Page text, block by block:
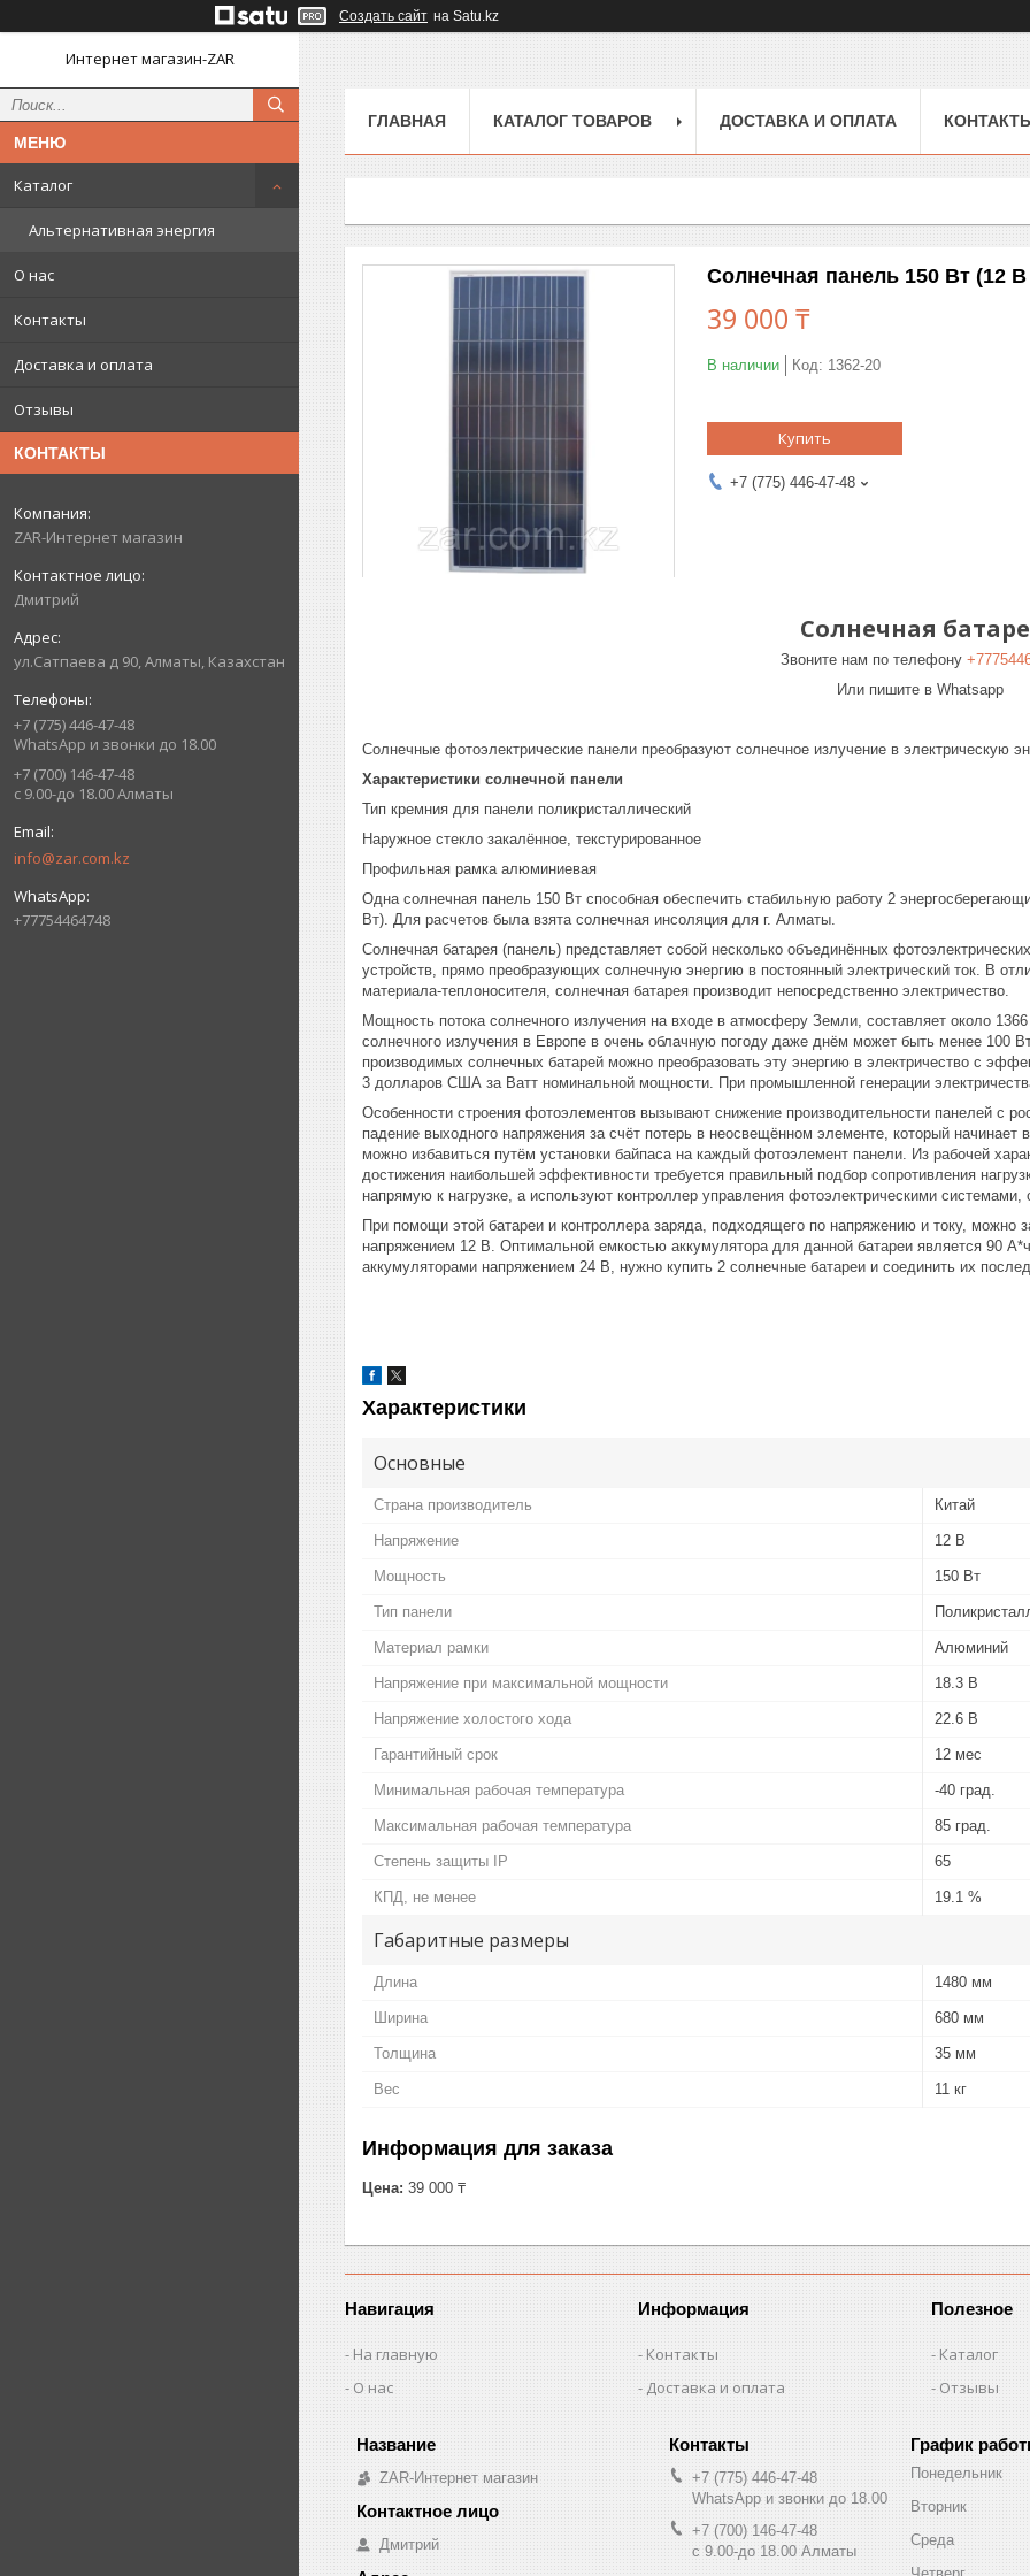
Создать сайт на Satu.kz
Интернет магазин-ZAR
Каталог
Альтернативная энергия
О нас
Контакты
Доставка и оплата
Отзывы
КОНТАКТЫ
ZAR-Интернет магазин
Дмитрий
ул.Сатпаева д 90, Алматы, Казахстан
+7 (775) 446-47-48
WhatsApp и звонки до 18.00
+7 (700) 146-47-48
с 9.00-до 18.00 Алматы
info@zar.com.kz
+77754464748
ГЛАВНАЯ КАТАЛОГ ТОВАРОВ ДОСТАВКА И ОПЛАТА
Солнечная панель 150 Вт (12
39 000 ₸
В наличии Код: 1362-20
Купить
+7 (775) 446-47-48
Солнечная
Звоните нам по телефону
Или пишите в Whatsapp
Солнечные фотоэлектрические панели преобразуют солнечное излучение в электрическую
Характеристики солнечной панели
Тип кремния для панели поликристаллический
Наружное стекло закалённое, текстурированное
Профильная рамка алюминиевая
Одна солнечная панель 150 Вт способная обеспечить стабильную работу 2
Вт). Для расчетов была взята солнечная инсоляция для г. Алматы.
Солнечная батарея (панель) представляет собой несколько объединённых
устройств, прямо преобразующих солнечную энергию в постоянный электрический ток. В
материала-теплоносителя, солнечная батарея производит непосредственно электричество.
Мощность потока солнечного излучения на входе в атмосферу Земли, составляет около
солнечного излучения в Европе в очень облачную погоду даже днём может быть менее
производимых солнечных батарей можно преобразовать эту энергию в электричество с
3 долларов США за Ватт номинальной мощности. При промышленной генерации
Особенности строения фотоэлементов вызывают снижение производительности панелей с
падение выходного напряжения за счёт потерь в неосвещённом элементе, который начинает
можно избавиться путём установки байпаса на каждый фотоэлемент панели. Из рабочей
достижения наибольшей эффективности требуется правильный подбор сопротивления
напрямую к нагрузке, а используют контроллер управления фотоэлектрическими
При помощи этой батареи и контроллера заряда, подходящего по напряжению и току, можно
напряжением 12 В. Оптимальной емкостью аккумулятора для данной батареи является 90
аккумуляторами напряжением 24 В, нужно купить 2 солнечные батареи и соединить их
Характеристики
Основные
Страна производитель Китай
Напряжение 12 В
Мощность 150 Вт
Тип панели
Материал рамки Алюминий
Напряжение при максимальной мощности 18.3 В
Напряжение холостого хода 22.6 В
Гарантийный срок 12 мес
Минимальная рабочая температура -40 град.
Максимальная рабочая температура 85 град.
Степень защиты IP 65
КПД, не менее 19.1 %
Габаритные размеры
Длина 1480 мм
Ширина 680 мм
Толщина 35 мм
Вес 11 кг
Информация для заказа
Цена: 39 000 ₸
Навигация
На главную
О нас
Информация
Контакты
Доставка и оплата
Полезное
Каталог
Отзывы
ZAR-Интернет магазин
Дмитрий
+7 (775) 446-47-48
WhatsApp и звонки до 18.00
+7 (700) 146-47-48
с 9.00-до 18.00 Алматы
График
Понедельник
Вторник
Среда